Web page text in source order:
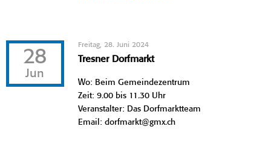
28
Jun
Freitag, 28. Juni 2024
Tresner Dorfmarkt
Wo: Beim Gemeindezentrum
Zeit: 9.00 bis 11.30 Uhr
Veranstalter: Das Dorfmarktteam
Email: dorfmarkt@gmx.ch